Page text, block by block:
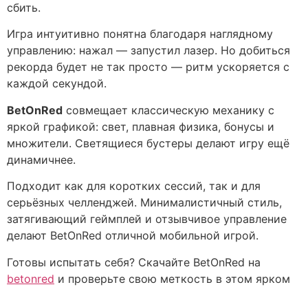
сбить.
Игра интуитивно понятна благодаря наглядному
управлению: нажал — запустил лазер. Но добиться
рекорда будет не так просто — ритм ускоряется с
каждой секундой.
BetOnRed совмещает классическую механику с
яркой графикой: свет, плавная физика, бонусы и
множители. Светящиеся бустеры делают игру ещё
динамичнее.
Подходит как для коротких сессий, так и для
серьёзных челленджей. Минималистичный стиль,
затягивающий геймплей и отзывчивое управление
делают BetOnRed отличной мобильной игрой.
Готовы испытать себя? Скачайте BetOnRed на
betonred и проверьте свою меткость в этом ярком